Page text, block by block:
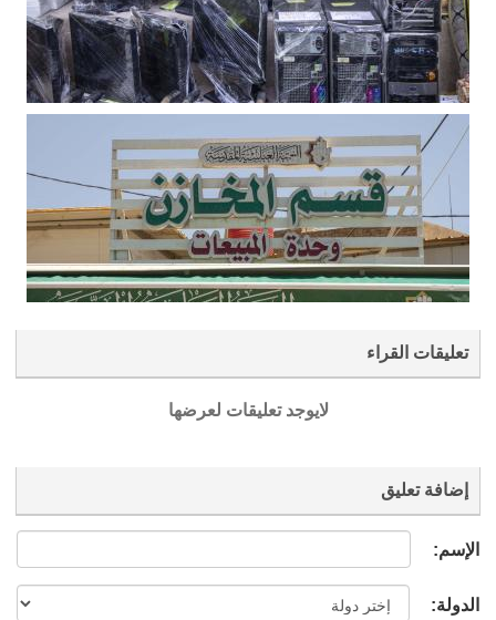
تعليقات القراء
لايوجد تعليقات لعرضها
إضافة تعليق
الإسم:
الدولة: